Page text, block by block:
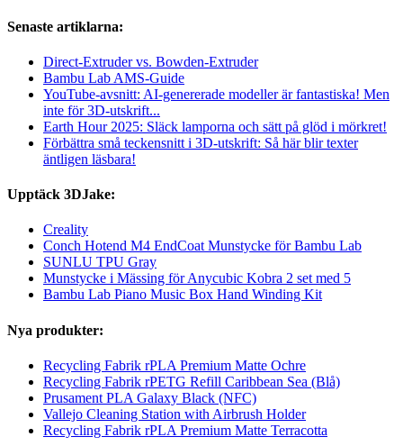
Senaste artiklarna:
Direct-Extruder vs. Bowden-Extruder
Bambu Lab AMS-Guide
YouTube-avsnitt: AI-genererade modeller är fantastiska! Men
inte för 3D-utskrift...
Earth Hour 2025: Släck lamporna och sätt på glöd i mörkret!
Förbättra små teckensnitt i 3D-utskrift: Så här blir texter
äntligen läsbara!
Upptäck 3DJake:
Creality
Conch Hotend M4 EndCoat Munstycke för Bambu Lab
SUNLU TPU Gray
Munstycke i Mässing för Anycubic Kobra 2 set med 5
Bambu Lab Piano Music Box Hand Winding Kit
Nya produkter:
Recycling Fabrik rPLA Premium Matte Ochre
Recycling Fabrik rPETG Refill Caribbean Sea (Blå)
Prusament PLA Galaxy Black (NFC)
Vallejo Cleaning Station with Airbrush Holder
Recycling Fabrik rPLA Premium Matte Terracotta